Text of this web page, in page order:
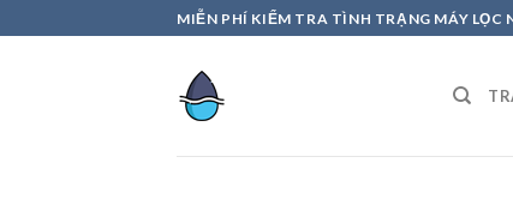
to
MIỄN PHÍ KIỂM TRA TÌNH TRẠNG MÁY LỌC